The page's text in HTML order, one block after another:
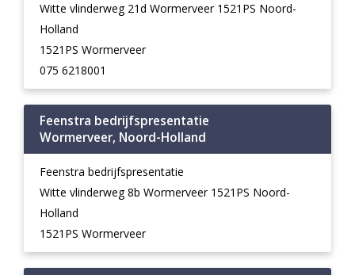
Witte vlinderweg 21d Wormerveer 1521PS Noord-
Holland
1521PS Wormerveer
075 6218001
Feenstra bedrijfspresentatie
Wormerveer, Noord-Holland
Feenstra bedrijfspresentatie
Witte vlinderweg 8b Wormerveer 1521PS Noord-
Holland
1521PS Wormerveer